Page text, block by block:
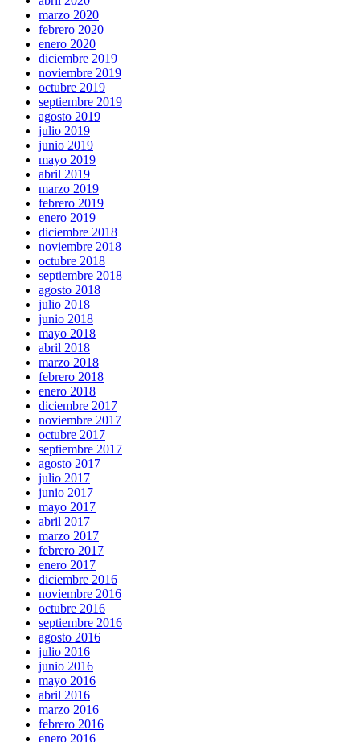
marzo 2020
febrero 2020
enero 2020
diciembre 2019
noviembre 2019
octubre 2019
septiembre 2019
agosto 2019
julio 2019
junio 2019
mayo 2019
abril 2019
marzo 2019
febrero 2019
enero 2019
diciembre 2018
noviembre 2018
octubre 2018
septiembre 2018
agosto 2018
julio 2018
junio 2018
mayo 2018
abril 2018
marzo 2018
febrero 2018
enero 2018
diciembre 2017
noviembre 2017
octubre 2017
septiembre 2017
agosto 2017
julio 2017
junio 2017
mayo 2017
abril 2017
marzo 2017
febrero 2017
enero 2017
diciembre 2016
noviembre 2016
octubre 2016
septiembre 2016
agosto 2016
julio 2016
junio 2016
mayo 2016
abril 2016
marzo 2016
febrero 2016
enero 2016